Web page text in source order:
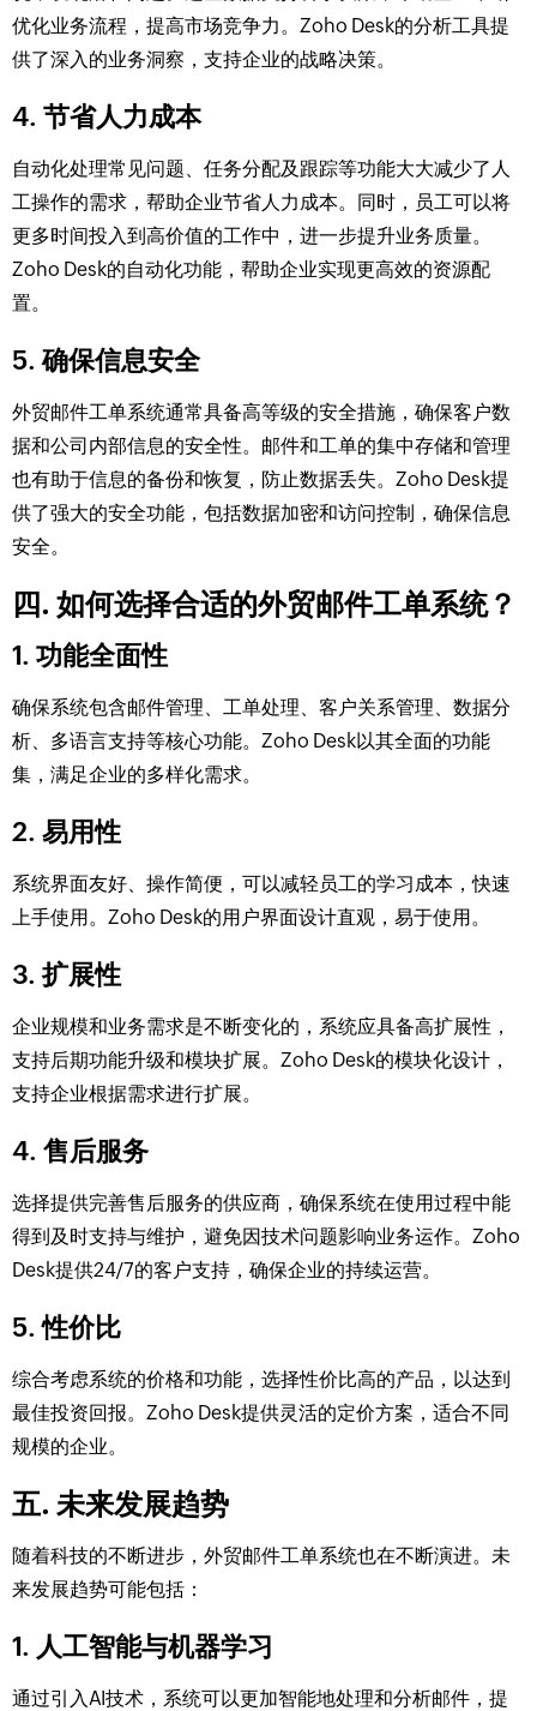
优化业务流程，提高市场竞争力。Zoho Desk的分析工具提
供了深入的业务洞察，支持企业的战略决策。
4. 节省人力成本
自动化处理常见问题、任务分配及跟踪等功能大大减少了人
工操作的需求，帮助企业节省人力成本。同时，员工可以将
更多时间投入到高价值的工作中，进一步提升业务质量。
Zoho Desk的自动化功能，帮助企业实现更高效的资源配
置。
5. 确保信息安全
外贸邮件工单系统通常具备高等级的安全措施，确保客户数
据和公司内部信息的安全性。邮件和工单的集中存储和管理
也有助于信息的备份和恢复，防止数据丢失。Zoho Desk提
供了强大的安全功能，包括数据加密和访问控制，确保信息
安全。
四. 如何选择合适的外贸邮件工单系统？
1. 功能全面性
确保系统包含邮件管理、工单处理、客户关系管理、数据分
析、多语言支持等核心功能。Zoho Desk以其全面的功能
集，满足企业的多样化需求。
2. 易用性
系统界面友好、操作简便，可以减轻员工的学习成本，快速
上手使用。Zoho Desk的用户界面设计直观，易于使用。
3. 扩展性
企业规模和业务需求是不断变化的，系统应具备高扩展性，
支持后期功能升级和模块扩展。Zoho Desk的模块化设计，
支持企业根据需求进行扩展。
4. 售后服务
选择提供完善售后服务的供应商，确保系统在使用过程中能
得到及时支持与维护，避免因技术问题影响业务运作。Zoho
Desk提供24/7的客户支持，确保企业的持续运营。
5. 性价比
综合考虑系统的价格和功能，选择性价比高的产品，以达到
最佳投资回报。Zoho Desk提供灵活的定价方案，适合不同
规模的企业。
五. 未来发展趋势
随着科技的不断进步，外贸邮件工单系统也在不断演进。未
来发展趋势可能包括：
1. 人工智能与机器学习
通过引入AI技术，系统可以更加智能地处理和分析邮件，提